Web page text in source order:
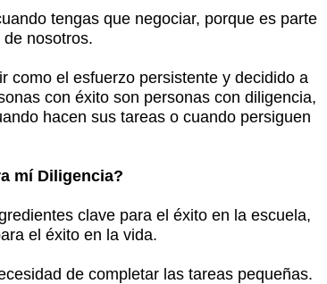
tengas que negociar, porque es parte
nosotros.
como el esfuerzo persistente y decidido a
con éxito son personas con diligencia,
hacen sus tareas o cuando persiguen
mí Diligencia?
clave para el éxito en la escuela,
el éxito en la vida.
de completar las tareas pequeñas.